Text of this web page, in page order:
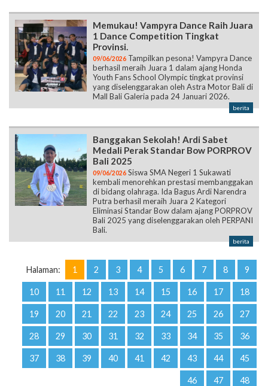
Memukau! Vampyra Dance Raih Juara
1 Dance Competition Tingkat
Provinsi.
09/06/2026 Tampilkan pesona! Vampyra Dance
berhasil meraih Juara 1 dalam ajang Honda
Youth Fans School Olympic tingkat provinsi
yang diselenggarakan oleh Astra Motor Bali di
Mall Bali Galeria pada 24 Januari 2026.
berita
Banggakan Sekolah! Ardi Sabet
Medali Perak Standar Bow PORPROV
Bali 2025
09/06/2026 Siswa SMA Negeri 1 Sukawati
kembali menorehkan prestasi membanggakan
di bidang olahraga. Ida Bagus Ardi Narendra
Putra berhasil meraih Juara 2 Kategori
Eliminasi Standar Bow dalam ajang PORPROV
Bali 2025 yang diselenggarakan oleh PERPANI
Bali.
berita
Halaman: 1 2 3 4 5 6 7 8 9
10 11 12 13 14 15 16 17 18
19 20 21 22 23 24 25 26 27
28 29 30 31 32 33 34 35 36
37 38 39 40 41 42 43 44 45
46 47 48